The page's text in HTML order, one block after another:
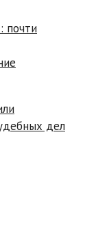
дел